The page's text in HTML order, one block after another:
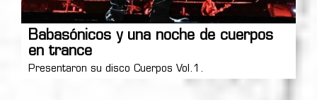
Babasónicos y una noche de cuerpos
en trance
Presentaron su disco Cuerpos Vol.1.